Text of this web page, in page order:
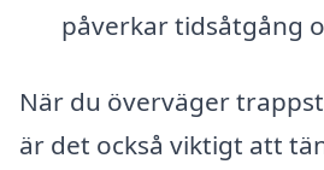
påverkar tidsåtgång
När du överväger
är det också viktigt att